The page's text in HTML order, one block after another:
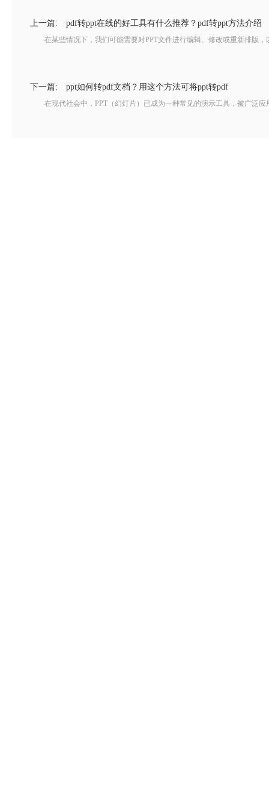
上一篇: pdf转ppt在线的好工具有什么推荐？pdf转ppt方法介绍
在某些情况下，我们可能需要对PPT文件进行编辑、修改或重新排版，
下一篇: ppt如何转pdf文档？用这个方法可将ppt转pdf
在现代社会中，PPT（幻灯片）已成为一种常见的演示工具，被广泛应